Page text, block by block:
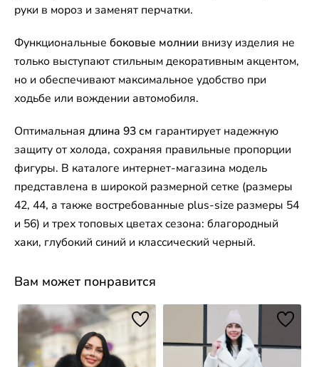
руки в мороз и заменят перчатки.
Функциональные боковые молнии внизу изделия не
только выступают стильным декоративным акцентом,
но и обеспечивают максимальное удобство при
ходьбе или вождении автомобиля.
Оптимальная длина 93 см гарантирует надежную
защиту от холода, сохраняя правильные пропорции
фигуры. В каталоге интернет-магазина модель
представлена в широкой размерной сетке (размеры
42, 44, а также востребованные plus-size размеры 54
и 56) и трех топовых цветах сезона: благородный
хаки, глубокий синий и классический черный.
Вам может понравится